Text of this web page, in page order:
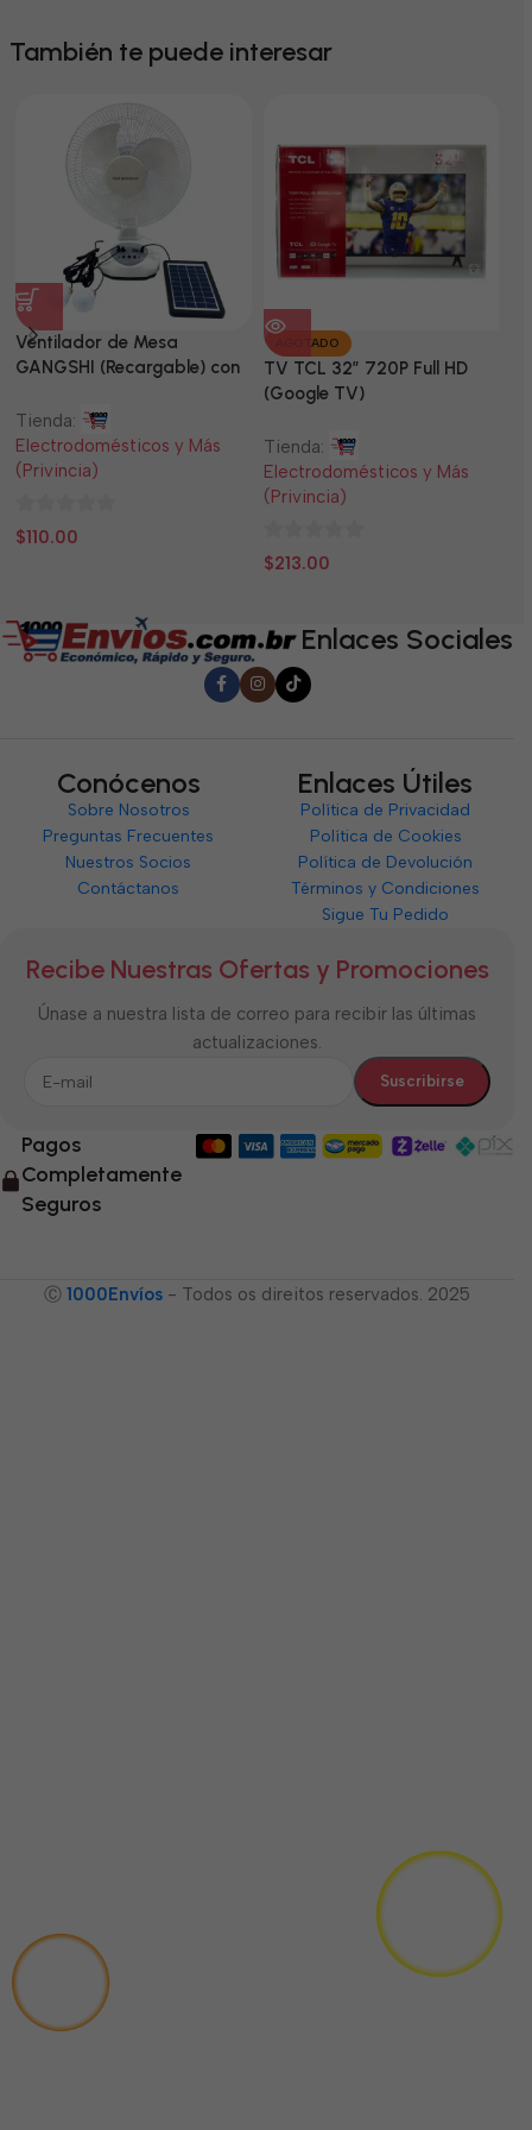
También te puede interesar
Ventilador de Mesa
GANGSHI (Recargable) con
Tienda:
Electrodomésticos y Más
(Privincia)
0
$110.00
AGOTADO
TV TCL 32” 720P Full HD
(Google TV)
Tienda:
Electrodomésticos y Más
(Privincia)
0
$213.00
Enlaces Sociales
Conócenos
Sobre Nosotros
Preguntas Frecuentes
Nuestros Socios
Contáctanos
Enlaces Útiles
Política de Privacidad
Política de Cookies
Política de Devolución
Términos y Condiciones
Sigue Tu Pedido
Recibe Nuestras Ofertas y Promociones
Únase a nuestra lista de correo para recibir las últimas
actualizaciones.
Pagos
Completamente
Seguros
Ⓒ 1000Envíos - Todos os direitos reservados. 2025